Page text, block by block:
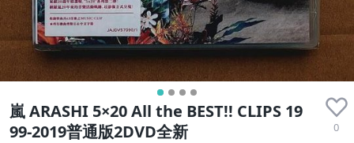
嵐 ARASHI 5×20 All the BEST!! CLIPS 19
99-2019普通版2DVD全新
0